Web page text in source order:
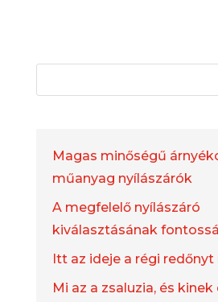
Magas minőségű
műanyag nyílászárók
A megfelelő nyílászáró
kiválasztásának
Itt az ideje a régi redőnyt
Mi az a zsaluzia, és